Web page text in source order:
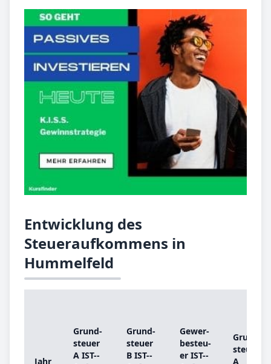
Entwicklung des
Steueraufkommens in
Hummelfeld
Jahr
Grund­
steu­er
A IST-­
Grund­
steu­er
B IST-­
Ge­wer­
be­steu­
er IST-­
Grund­
steu­er
A